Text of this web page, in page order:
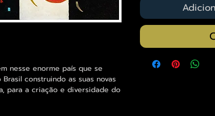
nesse enorme país que se
construindo as suas novas
para a criação e diversidade do